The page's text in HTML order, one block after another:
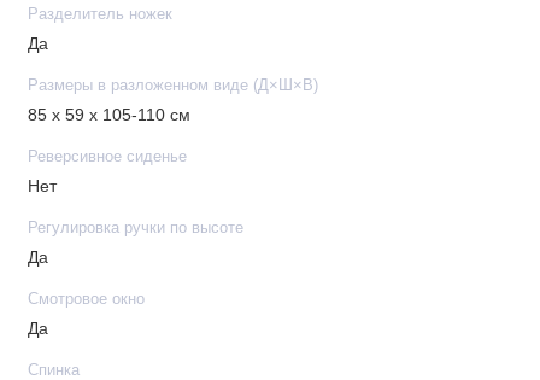
Разделитель ножек
Да
Размеры в разложенном виде (Д×Ш×В)
85 x 59 х 105-110 см
Реверсивное сиденье
Нет
Регулировка ручки по высоте
Да
Смотровое окно
Да
Спинка